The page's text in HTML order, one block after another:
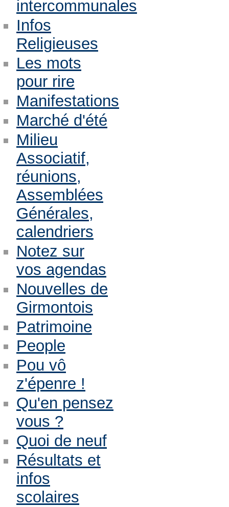
intercommunales
Infos
Religieuses
Les mots
pour rire
Manifestations
Marché d'été
Milieu
Associatif,
réunions,
Assemblées
Générales,
calendriers
Notez sur
vos agendas
Nouvelles de
Girmontois
Patrimoine
People
Pou vô
z'épenre !
Qu'en pensez
vous ?
Quoi de neuf
Résultats et
infos
scolaires